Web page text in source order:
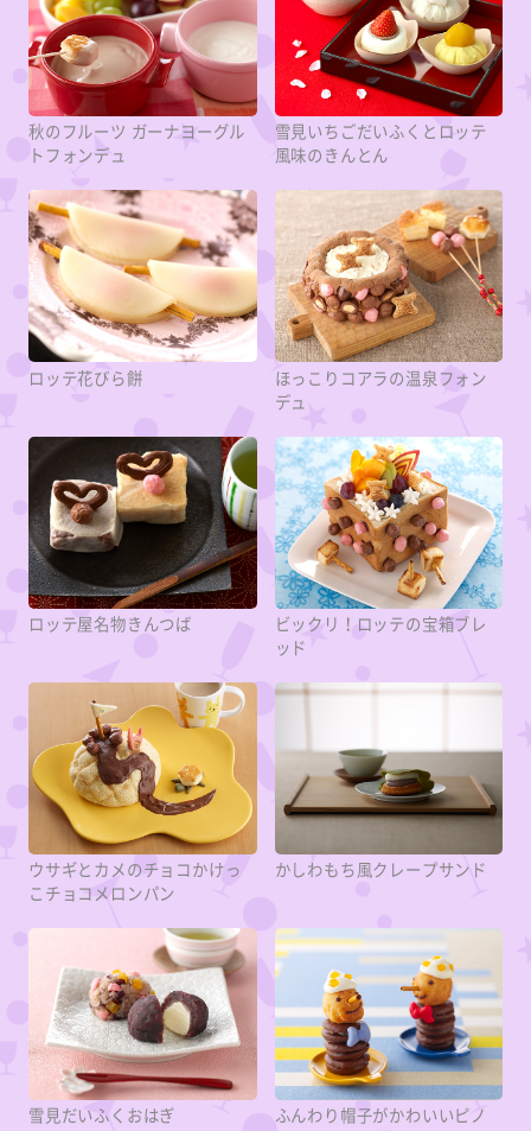
秋のフルーツ ガーナヨーグル
トフォンデュ
雪見いちごだいふくとロッテ
風味のきんとん
ロッテ花びら餅
ほっこりコアラの温泉フォン
デュ
ロッテ屋名物きんつば
ビックリ！ロッテの宝箱ブレ
ッド
ウサギとカメのチョコかけっ
こチョコメロンパン
かしわもち風クレープサンド
雪見だいふくおはぎ
ふんわり帽子がかわいいピノ